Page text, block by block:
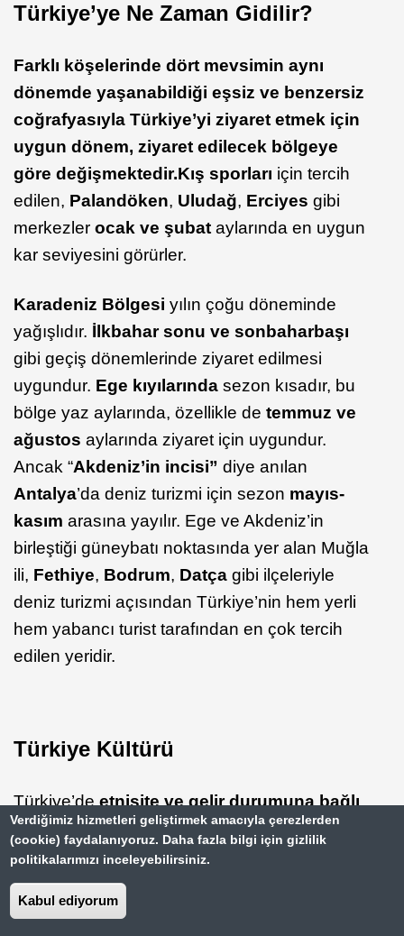
Türkiye’ye Ne Zaman Gidilir?
Farklı köşelerinde dört mevsimin aynı
dönemde yaşanabildiği eşsiz ve benzersiz
coğrafyasıyla Türkiye’yi ziyaret etmek için
uygun dönem, ziyaret edilecek bölgeye
göre değişmektedir.Kış sporları için tercih
edilen, Palandöken, Uludağ, Erciyes gibi
merkezler ocak ve şubat aylarında en uygun
kar seviyesini görürler.
Karadeniz Bölgesi yılın çoğu döneminde
yağışlıdır. İlkbahar sonu ve sonbaharbaşı
gibi geçiş dönemlerinde ziyaret edilmesi
uygundur. Ege kıyılarında sezon kısadır, bu
bölge yaz aylarında, özellikle de temmuz ve
ağustos aylarında ziyaret için uygundur.
Ancak “Akdeniz’in incisi” diye anılan
Antalya’da deniz turizmi için sezon mayıs-
kasım arasına yayılır. Ege ve Akdeniz’in
birleştiği güneybatı noktasında yer alan Muğla
ili, Fethiye, Bodrum, Datça gibi ilçeleriyle
deniz turizmi açısından Türkiye’nin hem yerli
hem yabancı turist tarafından en çok tercih
edilen yeridir.
Türkiye Kültürü
Türkiye’deetnisiteve gelir durumuna bağlı
olaraktopluluklar ve sınıflar arası büyük
farklılıklar bulunmaktadır. Bu farklılıklar bu
kesimlerin yaşadığı bölgeler ve mahalleler
arasında büyük farklılıklar oluşmasına sebep
Verdiğimiz hizmetleri geliştirmek amacıyla çerezlerden
(cookie) faydalanıyoruz. Daha fazla bilgi için gizlilik
politikalarımızı inceleyebilirsiniz.
Kabul ediyorum